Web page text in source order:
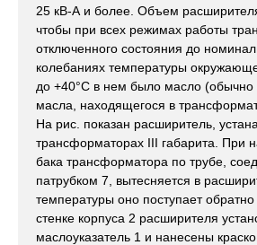
25 кВ-А и более. Объем
чтобы при всех режимах работы
отключенного состояния до
колебаниях температуры
до +40°С в нем было масло
масла, находящегося в
На рис. показан расширитель,
трансформаторах III габарита. При
бака трансформатора по трубе,
патрубком 7, вытесняется в
температуры оно поступает
стенке корпуса 2 расширителя
маслоуказатель 1 и нанесены